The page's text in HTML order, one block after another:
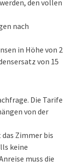
den vollen
nach
in Höhe von 2
von 15
Die Tarife
von der
Zimmer bis
keine
muss die